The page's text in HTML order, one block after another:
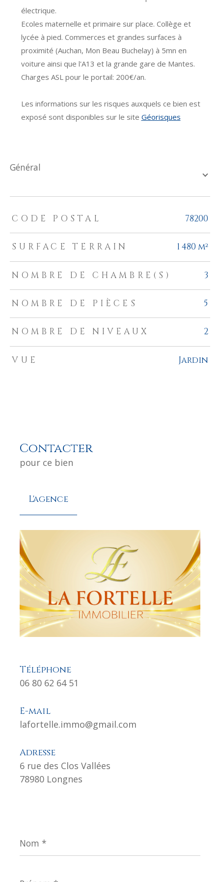
électrique.
Ecoles maternelle et primaire sur place. Collège et
lycée à pied. Commerces et grandes surfaces à
proximité (Auchan, Mon Beau Buchelay) à 5mn en
voiture ainsi que l'A13 et la grande gare de Mantes.
Charges ASL pour le portail: 200€/an.
Les informations sur les risques auxquels ce bien est
exposé sont disponibles sur le site Géorisques
général
TRAD_ZEPHYR_Caracteristique TRAD_ZEPHYR_Valeurs
CODE POSTAL 78200
SURFACE TERRAIN 1 480 m²
NOMBRE DE CHAMBRE(S) 3
NOMBRE DE PIÈCES 5
NOMBRE DE NIVEAUX 2
VUE Jardin
Contacter
pour ce bien
L'agence
Téléphone
06 80 62 64 51
E-mail
lafortelle.immo@gmail.com
Adresse
6 rue des Clos Vallées
78980 Longnes
*